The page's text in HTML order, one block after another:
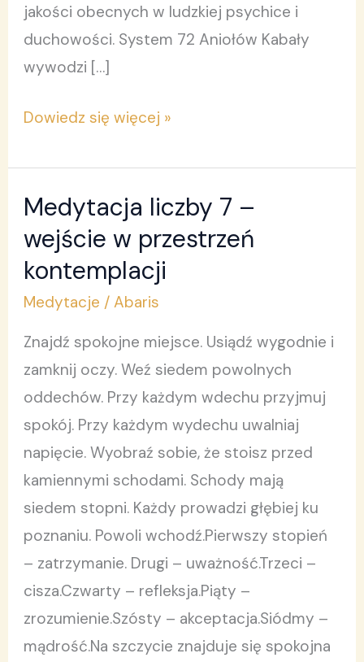
jakości obecnych w ludzkiej psychice i
duchowości. System 72 Aniołów Kabały
wywodzi […]
Dowiedz się więcej »
Medytacja liczby 7 –
wejście w przestrzeń
kontemplacji
Medytacje /Abaris
Znajdź spokojne miejsce. Usiądź wygodnie i
zamknij oczy. Weź siedem powolnych
oddechów. Przy każdym wdechu przyjmuj
spokój. Przy każdym wydechu uwalniaj
napięcie. Wyobraź sobie, że stoisz przed
kamiennymi schodami. Schody mają
siedem stopni. Każdy prowadzi głębiej ku
poznaniu. Powoli wchodź.Pierwszy stopień
– zatrzymanie. Drugi – uważność.Trzeci –
cisza.Czwarty – refleksja.Piąty –
zrozumienie.Szósty – akceptacja.Siódmy –
mądrość.Na szczycie znajduje się spokojna
Medytacja
liczby
7
wejście
w
przestrzeń
kontemplacji